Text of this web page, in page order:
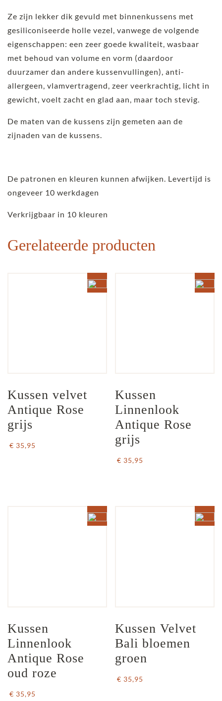
Ze zijn lekker dik gevuld met binnenkussens met
gesiliconiseerde holle vezel, vanwege de volgende
eigenschappen: een zeer goede kwaliteit, wasbaar
met behoud van volume en vorm (daardoor
duurzamer dan andere kussenvullingen), anti-
allergeen, vlamvertragend, zeer veerkrachtig, licht in
gewicht, voelt zacht en glad aan, maar toch stevig.
De maten van de kussens zijn gemeten aan de
zijnaden van de kussens.
De patronen en kleuren kunnen afwijken. Levertijd is
ongeveer 10 werkdagen
Verkrijgbaar in 10 kleuren
Gerelateerde producten
Kussen velvet
Antique Rose
grijs
€ 35,95
Kussen
Linnenlook
Antique Rose
grijs
€ 35,95
Kussen
Linnenlook
Antique Rose
oud roze
€ 35,95
Kussen Velvet
Bali bloemen
groen
€ 35,95